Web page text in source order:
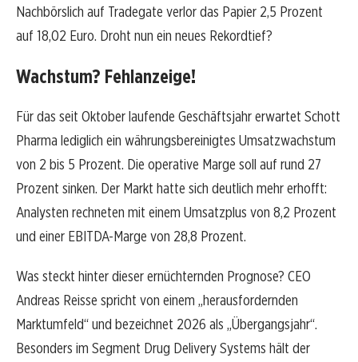
Nachbörslich auf Tradegate verlor das Papier 2,5 Prozent
auf 18,02 Euro. Droht nun ein neues Rekordtief?
Wachstum? Fehlanzeige!
Für das seit Oktober laufende Geschäftsjahr erwartet Schott
Pharma lediglich ein währungsbereinigtes Umsatzwachstum
von 2 bis 5 Prozent. Die operative Marge soll auf rund 27
Prozent sinken. Der Markt hatte sich deutlich mehr erhofft:
Analysten rechneten mit einem Umsatzplus von 8,2 Prozent
und einer EBITDA-Marge von 28,8 Prozent.
Was steckt hinter dieser ernüchternden Prognose? CEO
Andreas Reisse spricht von einem „herausfordernden
Marktumfeld“ und bezeichnet 2026 als „Übergangsjahr“.
Besonders im Segment Drug Delivery Systems hält der